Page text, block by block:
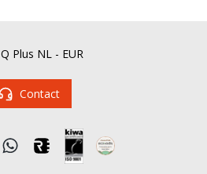
Q Plus NL - EUR
Contact